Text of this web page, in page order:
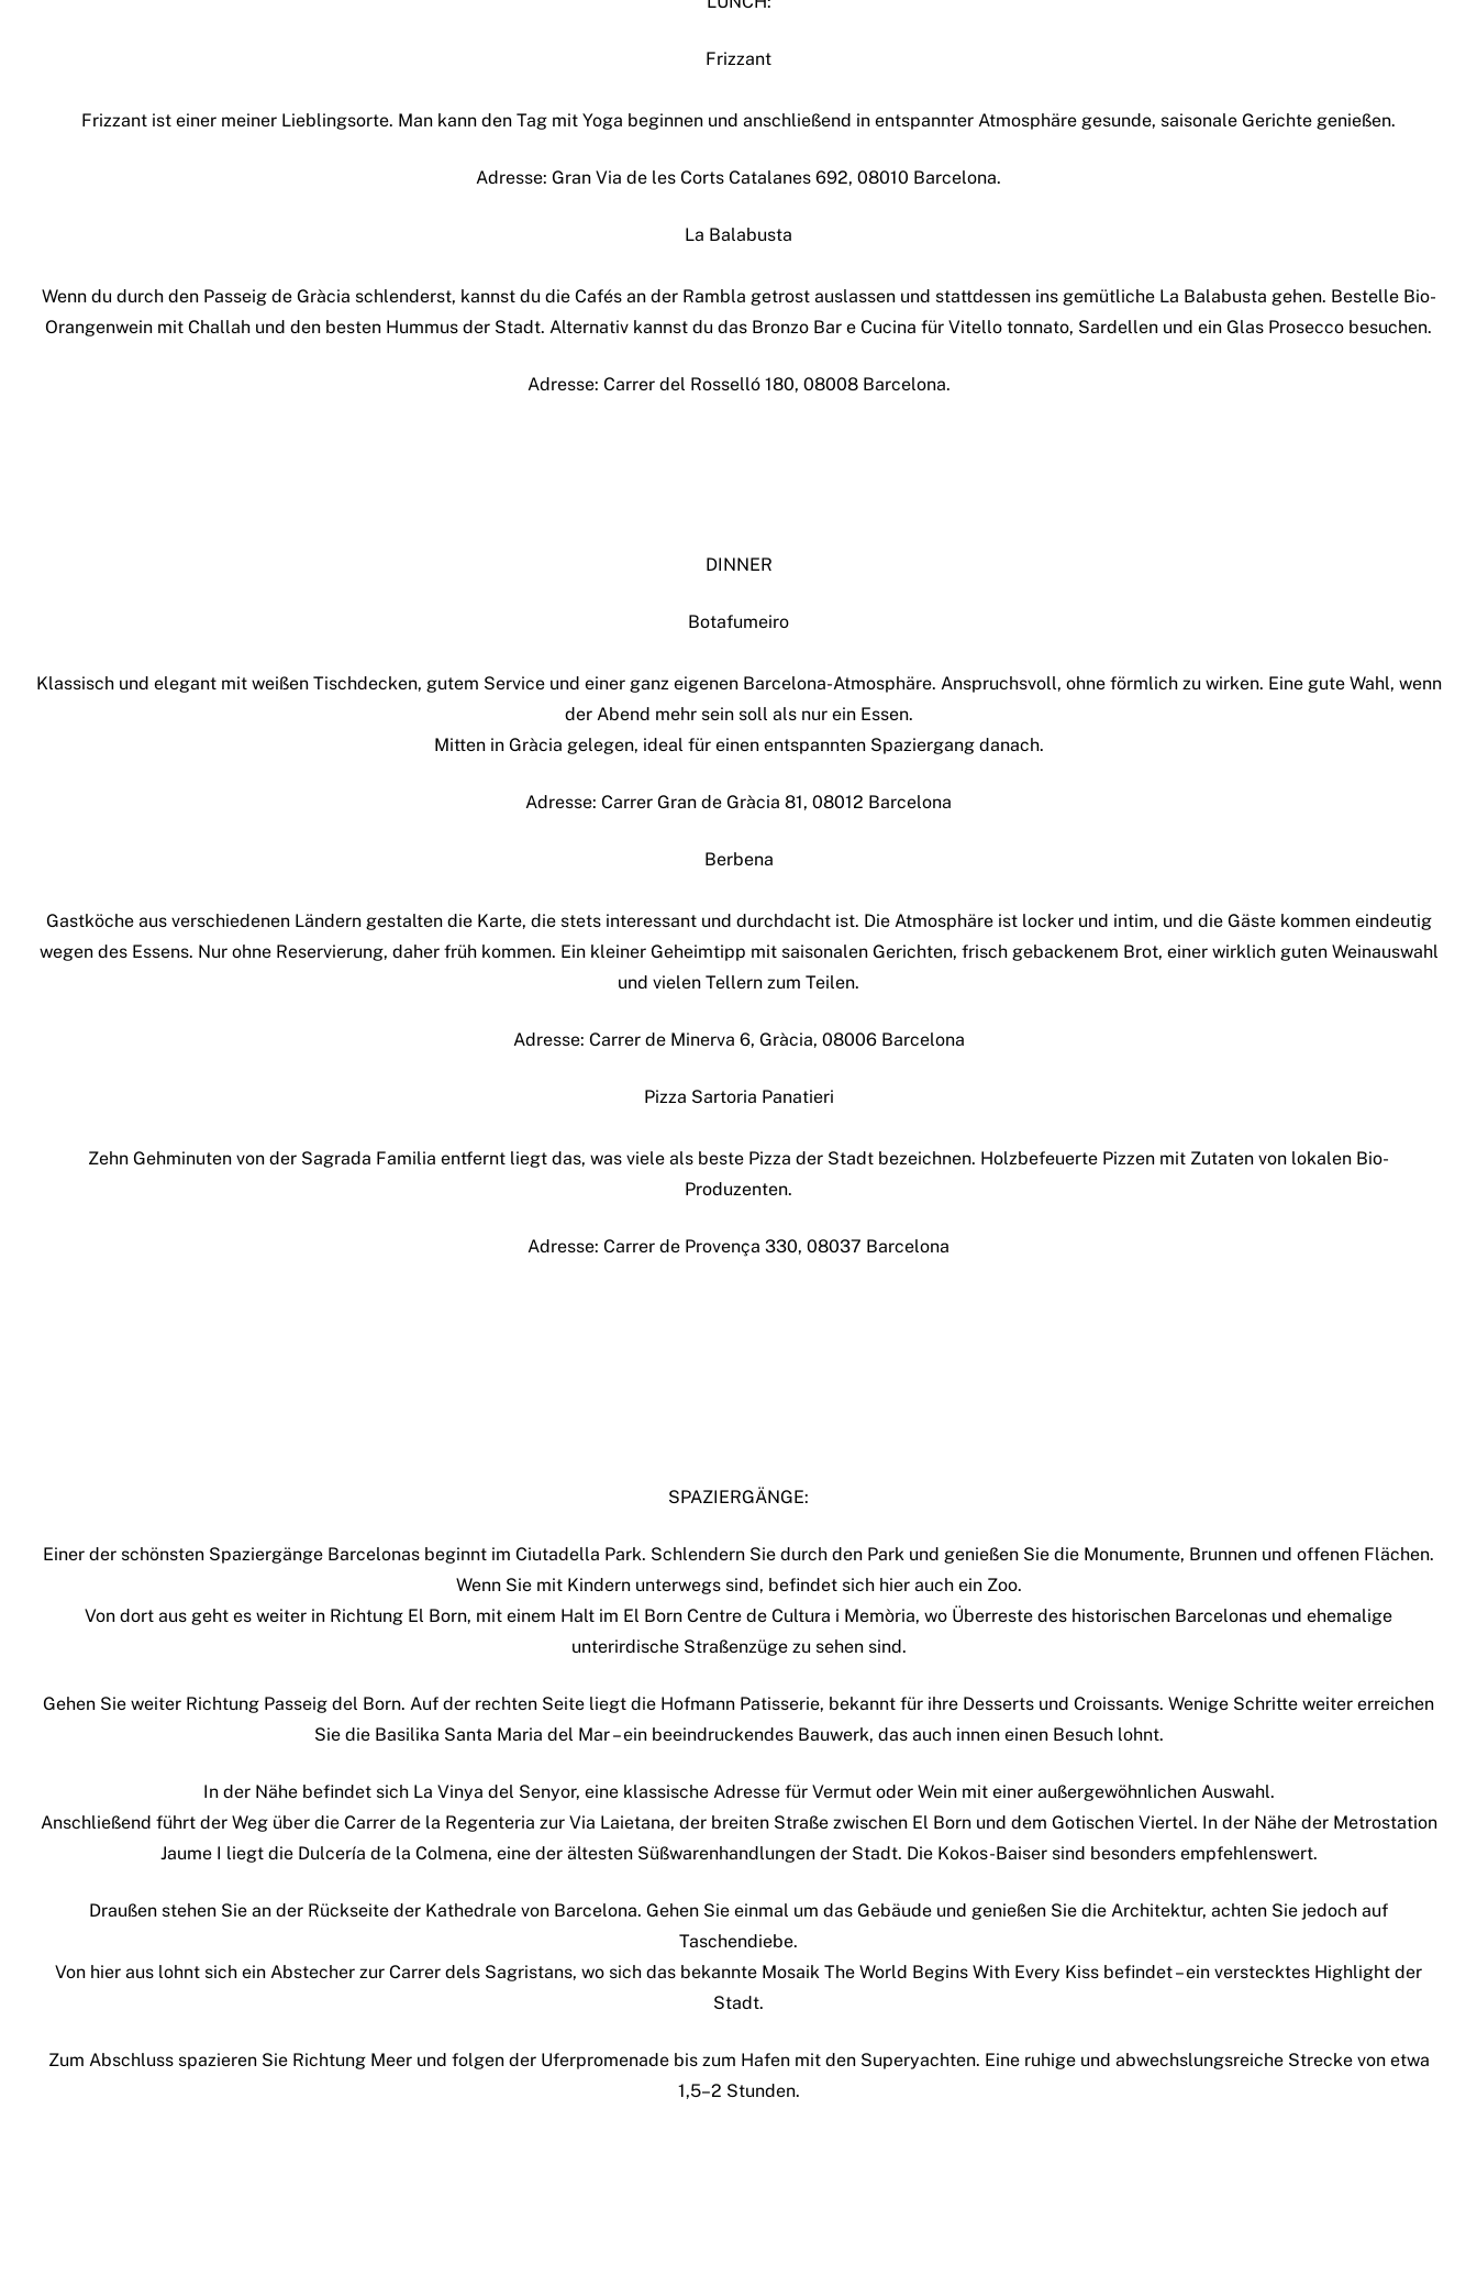
Frizzant
Frizzant ist einer meiner Lieblingsorte. Man kann den Tag mit Yoga beginnen und anschließend in entspannter Atmosphäre gesunde, saisonale Gerichte genießen.
Adresse: Gran Via de les Corts Catalanes 692, 08010 Barcelona.
La Balabusta
Wenn du durch den Passeig de Gràcia schlenderst, kannst du die Cafés an der Rambla getrost auslassen und stattdessen ins gemütliche La Balabusta gehen. Bestelle Bio-
Orangenwein mit Challah und den besten Hummus der Stadt. Alternativ kannst du das Bronzo Bar e Cucina für Vitello tonnato, Sardellen und ein Glas Prosecco besuchen.
Adresse: Carrer del Rosselló 180, 08008 Barcelona.
DINNER
Botafumeiro
Klassisch und elegant mit weißen Tischdecken, gutem Service und einer ganz eigenen Barcelona-Atmosphäre. Anspruchsvoll, ohne förmlich zu wirken. Eine gute Wahl, wenn
der Abend mehr sein soll als nur ein Essen.
Mitten in Gràcia gelegen, ideal für einen entspannten Spaziergang danach.
Adresse: Carrer Gran de Gràcia 81, 08012 Barcelona
Berbena
Gastköche aus verschiedenen Ländern gestalten die Karte, die stets interessant und durchdacht ist. Die Atmosphäre ist locker und intim, und die Gäste kommen eindeutig
wegen des Essens. Nur ohne Reservierung, daher früh kommen. Ein kleiner Geheimtipp mit saisonalen Gerichten, frisch gebackenem Brot, einer wirklich guten Weinauswahl
und vielen Tellern zum Teilen.
Adresse: Carrer de Minerva 6, Gràcia, 08006 Barcelona
Pizza Sartoria Panatieri
Zehn Gehminuten von der Sagrada Familia entfernt liegt das, was viele als beste Pizza der Stadt bezeichnen. Holzbefeuerte Pizzen mit Zutaten von lokalen Bio-
Produzenten.
Adresse: Carrer de Provença 330, 08037 Barcelona
SPAZIERGÄNGE:
Einer der schönsten Spaziergänge Barcelonas beginnt im Ciutadella Park. Schlendern Sie durch den Park und genießen Sie die Monumente, Brunnen und offenen Flächen.
Wenn Sie mit Kindern unterwegs sind, befindet sich hier auch ein Zoo.
Von dort aus geht es weiter in Richtung El Born, mit einem Halt im El Born Centre de Cultura i Memòria, wo Überreste des historischen Barcelonas und ehemalige
unterirdische Straßenzüge zu sehen sind.
Gehen Sie weiter Richtung Passeig del Born. Auf der rechten Seite liegt die Hofmann Patisserie, bekannt für ihre Desserts und Croissants. Wenige Schritte weiter erreichen
Sie die Basilika Santa Maria del Mar – ein beeindruckendes Bauwerk, das auch innen einen Besuch lohnt.
In der Nähe befindet sich La Vinya del Senyor, eine klassische Adresse für Vermut oder Wein mit einer außergewöhnlichen Auswahl.
Anschließend führt der Weg über die Carrer de la Regenteria zur Via Laietana, der breiten Straße zwischen El Born und dem Gotischen Viertel. In der Nähe der Metrostation
Jaume I liegt die Dulcería de la Colmena, eine der ältesten Süßwarenhandlungen der Stadt. Die Kokos-Baiser sind besonders empfehlenswert.
Draußen stehen Sie an der Rückseite der Kathedrale von Barcelona. Gehen Sie einmal um das Gebäude und genießen Sie die Architektur, achten Sie jedoch auf
Taschendiebe.
Von hier aus lohnt sich ein Abstecher zur Carrer dels Sagristans, wo sich das bekannte Mosaik The World Begins With Every Kiss befindet – ein verstecktes Highlight der
Stadt.
Zum Abschluss spazieren Sie Richtung Meer und folgen der Uferpromenade bis zum Hafen mit den Superyachten. Eine ruhige und abwechslungsreiche Strecke von etwa
1,5–2 Stunden.